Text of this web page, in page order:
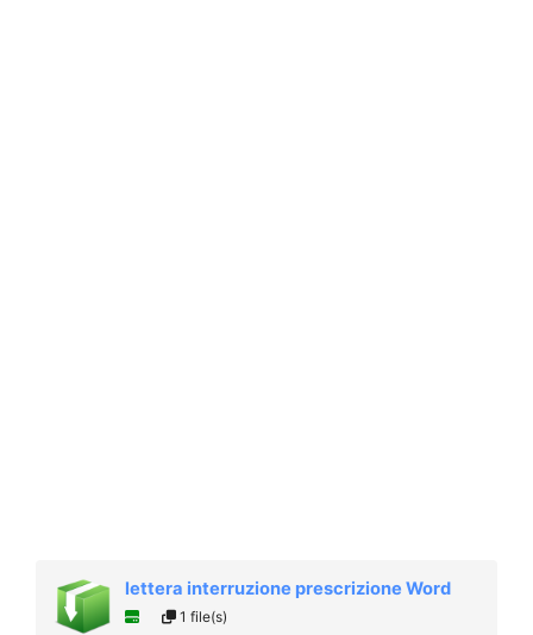
lettera interruzione prescrizione Word
1 file(s)